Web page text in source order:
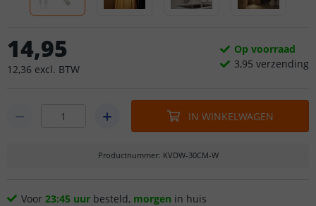
14,95
12,36 excl. BTW
Op voorraad
3,95 verzending
IN WINKELWAGEN
Productnummer: KVDW-30CM-W
Voor 23:45 uur besteld, morgen in huis